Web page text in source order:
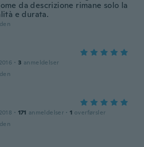
da descrizione rimane solo la
e durata.
· 3 anmeldelser
· 171 anmeldelser · 1 overførsler